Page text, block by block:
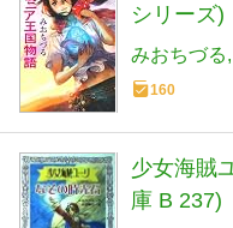
シリーズ)
みおちづる
160
少女海賊
庫 B 237)